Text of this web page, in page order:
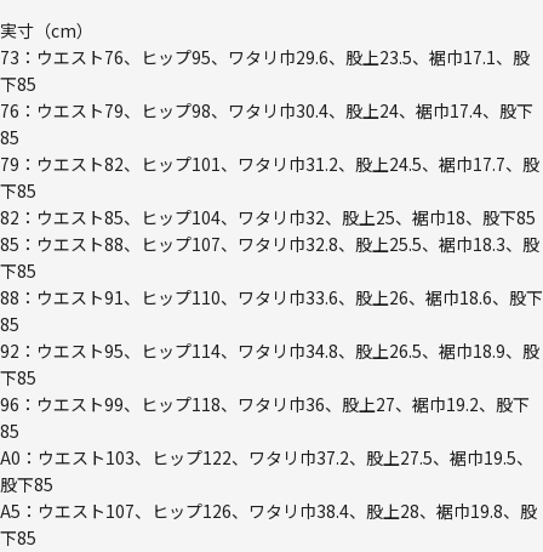
実寸（cm）
73：ウエスト76、ヒップ95、ワタリ巾29.6、股上23.5、裾巾17.1、股
下85
76：ウエスト79、ヒップ98、ワタリ巾30.4、股上24、裾巾17.4、股下
85
79：ウエスト82、ヒップ101、ワタリ巾31.2、股上24.5、裾巾17.7、股
下85
82：ウエスト85、ヒップ104、ワタリ巾32、股上25、裾巾18、股下85
85：ウエスト88、ヒップ107、ワタリ巾32.8、股上25.5、裾巾18.3、股
下85
88：ウエスト91、ヒップ110、ワタリ巾33.6、股上26、裾巾18.6、股下
85
92：ウエスト95、ヒップ114、ワタリ巾34.8、股上26.5、裾巾18.9、股
下85
96：ウエスト99、ヒップ118、ワタリ巾36、股上27、裾巾19.2、股下
85
A0：ウエスト103、ヒップ122、ワタリ巾37.2、股上27.5、裾巾19.5、
股下85
A5：ウエスト107、ヒップ126、ワタリ巾38.4、股上28、裾巾19.8、股
下85